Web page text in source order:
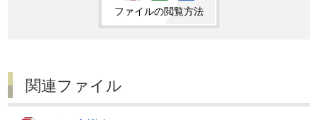
ファイルの閲覧方法
関連ファイル